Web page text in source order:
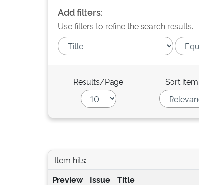
Add filters:
Use filters to refine the search results.
Results/Page Sort
Item hits:
Preview
Issue
Title